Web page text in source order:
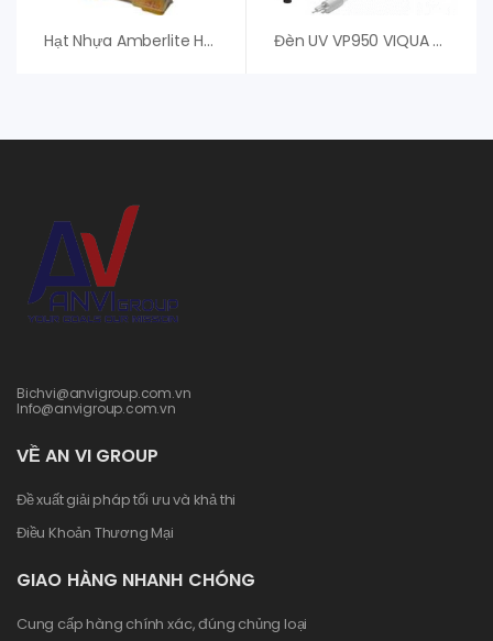
Hạt Nhựa Amberlite HPR4800 OH – Dupont Đèn UV VP950 VIQUA – Đèn UV Diệt Khuẩn
Bichvi@anvigroup.com.vn
Info@anvigroup.com.vn
VỀ AN VI GROUP
Đề xuất giải pháp tối ưu và khả thi
Điều Khoản Thương Mại
GIAO HÀNG NHANH CHÓNG
Cung cấp hàng chính xác, đúng chủng loại